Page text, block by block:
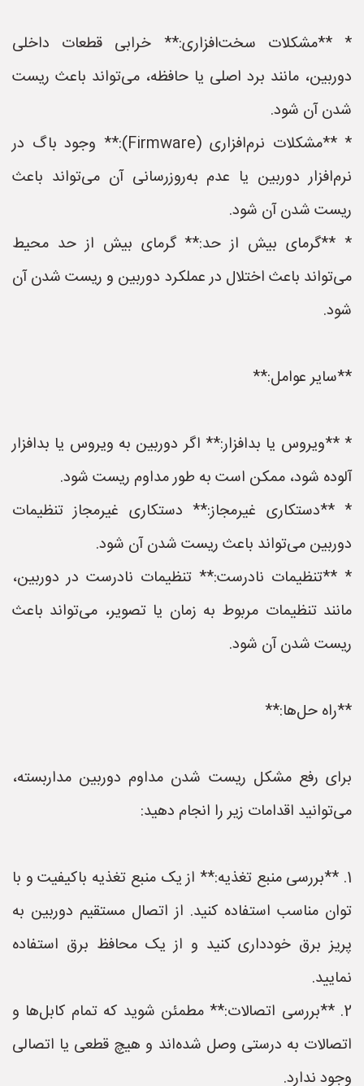
* **مشکلات سخت‌افزاری:** خرابی قطعات داخلی
دوربین، مانند برد اصلی یا حافظه، می‌تواند باعث ریست
شدن آن شود.
* **مشکلات نرم‌افزاری (Firmware):** وجود باگ در
نرم‌افزار دوربین یا عدم به‌روزرسانی آن می‌تواند باعث
ریست شدن آن شود.
* **گرمای بیش از حد:** گرمای بیش از حد محیط
می‌تواند باعث اختلال در عملکرد دوربین و ریست شدن آن
شود.
**سایر عوامل:**
* **ویروس یا بدافزار:** اگر دوربین به ویروس یا بدافزار
آلوده شود، ممکن است به طور مداوم ریست شود.
* **دستکاری غیرمجاز:** دستکاری غیرمجاز تنظیمات
دوربین می‌تواند باعث ریست شدن آن شود.
* **تنظیمات نادرست:** تنظیمات نادرست در دوربین،
مانند تنظیمات مربوط به زمان یا تصویر، می‌تواند باعث
ریست شدن آن شود.
**راه حل‌ها:**
برای رفع مشکل ریست شدن مداوم دوربین مداربسته،
می‌توانید اقدامات زیر را انجام دهید:
1. **بررسی منبع تغذیه:** از یک منبع تغذیه باکیفیت و با
توان مناسب استفاده کنید. از اتصال مستقیم دوربین به
پریز برق خودداری کنید و از یک محافظ برق استفاده
نمایید.
2. **بررسی اتصالات:** مطمئن شوید که تمام کابل‌ها و
اتصالات به درستی وصل شده‌اند و هیچ قطعی یا اتصالی
وجود ندارد.